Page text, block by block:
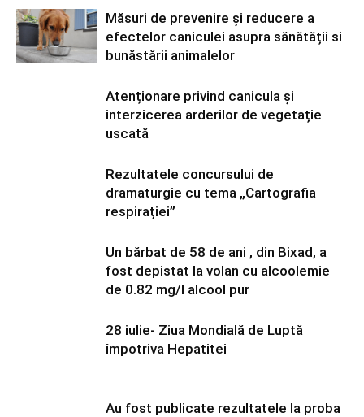
Măsuri de prevenire și reducere a
efectelor caniculei asupra sănătății si
bunăstării animalelor
Atenționare privind canicula și
interzicerea arderilor de vegetație
uscată
Rezultatele concursului de
dramaturgie cu tema „Cartografia
respirației”
Un bărbat de 58 de ani , din Bixad, a
fost depistat la volan cu alcoolemie
de 0.82 mg/l alcool pur
28 iulie- Ziua Mondială de Luptă
împotriva Hepatitei
Au fost publicate rezultatele la proba